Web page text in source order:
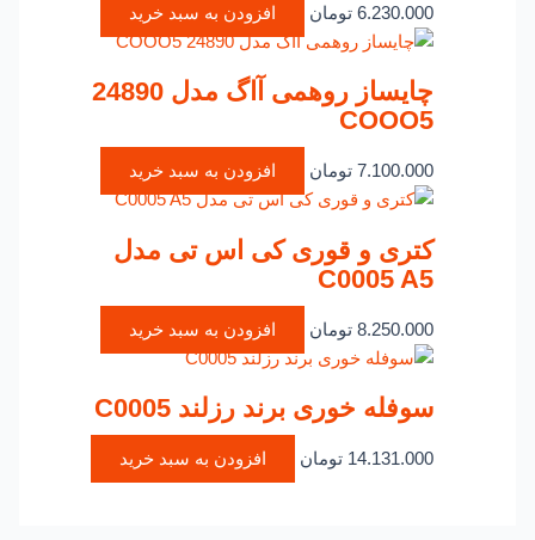
6.230.000 تومان افزودن به سبد خرید
چایساز روهمی آاگ مدل 24890
COOO5
7.100.000 تومان افزودن به سبد خرید
کتری و قوری کی اس تی مدل
C0005 A5
8.250.000 تومان افزودن به سبد خرید
سوفله خوری برند رزلند C0005
14.131.000 تومان افزودن به سبد خرید